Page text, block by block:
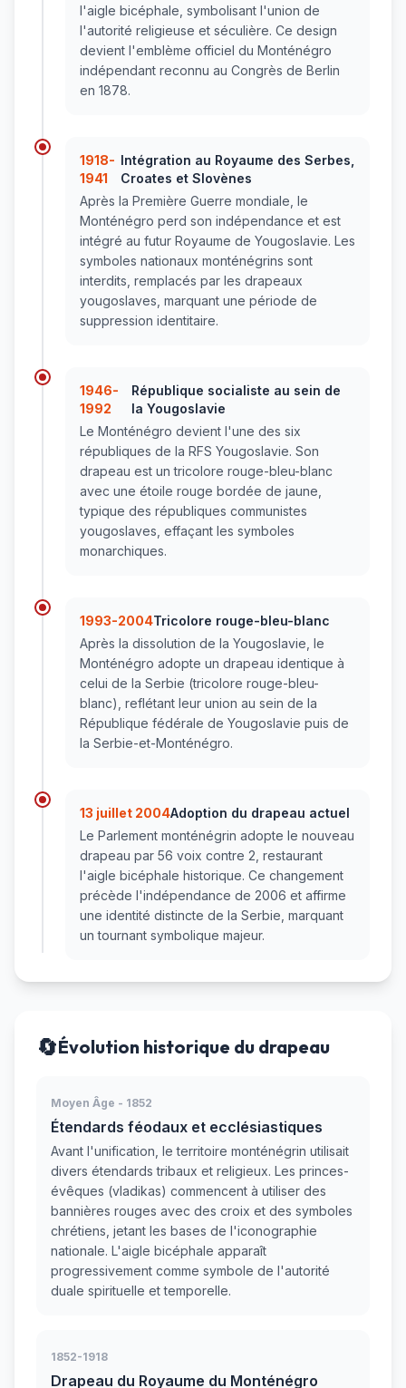
l'aigle bicéphale, symbolisant l'union de
l'autorité religieuse et séculière. Ce design
devient l'emblème officiel du Monténégro
indépendant reconnu au Congrès de Berlin
en 1878.
1918-
1941
Intégration au Royaume des Serbes,
Croates et Slovènes
Après la Première Guerre mondiale, le
Monténégro perd son indépendance et est
intégré au futur Royaume de Yougoslavie. Les
symboles nationaux monténégrins sont
interdits, remplacés par les drapeaux
yougoslaves, marquant une période de
suppression identitaire.
1946-
1992
République socialiste au sein de
la Yougoslavie
Le Monténégro devient l'une des six
républiques de la RFS Yougoslavie. Son
drapeau est un tricolore rouge-bleu-blanc
avec une étoile rouge bordée de jaune,
typique des républiques communistes
yougoslaves, effaçant les symboles
monarchiques.
1993-2004Tricolore rouge-bleu-blanc
Après la dissolution de la Yougoslavie, le
Monténégro adopte un drapeau identique à
celui de la Serbie (tricolore rouge-bleu-
blanc), reflétant leur union au sein de la
République fédérale de Yougoslavie puis de
la Serbie-et-Monténégro.
13 juillet 2004Adoption du drapeau actuel
Le Parlement monténégrin adopte le nouveau
drapeau par 56 voix contre 2, restaurant
l'aigle bicéphale historique. Ce changement
précède l'indépendance de 2006 et affirme
une identité distincte de la Serbie, marquant
un tournant symbolique majeur.
🔄Évolution historique du drapeau
Moyen Âge - 1852
Étendards féodaux et ecclésiastiques
Avant l'unification, le territoire monténégrin utilisait
divers étendards tribaux et religieux. Les princes-
évêques (vladikas) commencent à utiliser des
bannières rouges avec des croix et des symboles
chrétiens, jetant les bases de l'iconographie
nationale. L'aigle bicéphale apparaît
progressivement comme symbole de l'autorité
duale spirituelle et temporelle.
1852-1918
Drapeau du Royaume du Monténégro